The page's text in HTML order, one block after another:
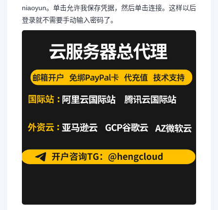
niaoyun。单击允许我保存凭据，然后单击连接。这样以后
登录就不需要手动输入密码了。